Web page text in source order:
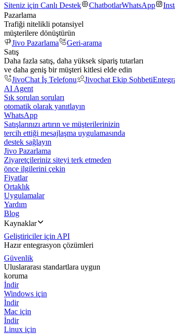
Siteniz için Canlı Destek
ChatbotlarWhatsApp
Pazarlama
Trafiği nitelikli potansiyel
müşterilere dönüştürün
Jivo Pazarlama
Geri-arama
Satış
Daha fazla satış, daha yüksek sipariş tutarları
ve daha geniş bir müşteri kitlesi elde edin
JivoChat İş Telefonu
Jivochat Ekip Sohbeti
AI Agent
Sık sorulan soruları
otomatik olarak yanıtlayın
WhatsApp
Satışlarınızı artırın ve müşterilerinizin
tercih ettiği mesajlaşma uygulamasında
destek sağlayın
Jivo Pazarlama
Ziyaretçileriniz siteyi terk etmeden
önce ilgilerini çekin
Fiyatlar
Ortaklık
Uygulamalar
Yardım
Blog
Kaynaklar
Geliştiriciler için API
Hazır entegrasyon çözümleri
Güvenlik
Uluslararası standartlara uygun
koruma
İndir
Windows için
İndir
Mac için
İndir
Linux için